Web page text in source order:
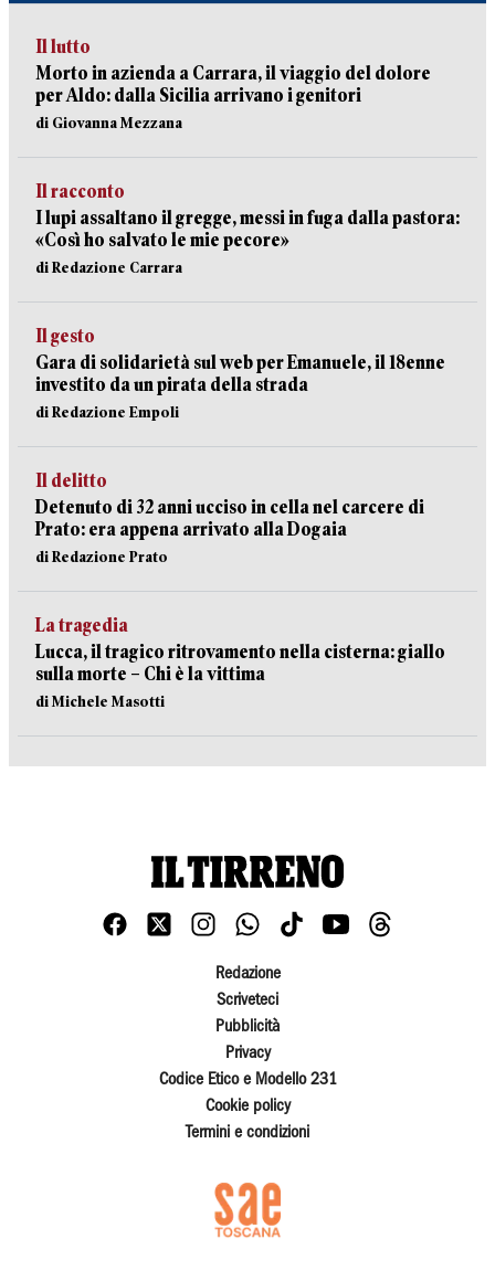
Il lutto
Morto in azienda a Carrara, il viaggio del dolore
per Aldo: dalla Sicilia arrivano i genitori
di Giovanna Mezzana
Il racconto
I lupi assaltano il gregge, messi in fuga dalla pastora:
«Così ho salvato le mie pecore»
di Redazione Carrara
Il gesto
Gara di solidarietà sul web per Emanuele, il 18enne
investito da un pirata della strada
di Redazione Empoli
Il delitto
Detenuto di 32 anni ucciso in cella nel carcere di
Prato: era appena arrivato alla Dogaia
di Redazione Prato
La tragedia
Lucca, il tragico ritrovamento nella cisterna: giallo
sulla morte – Chi è la vittima
di Michele Masotti
Redazione
Scriveteci
Pubblicità
Privacy
Codice Etico e Modello 231
Cookie policy
Termini e condizioni